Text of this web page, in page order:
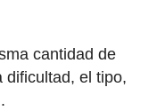
cantidad de
dificultad, el tipo,